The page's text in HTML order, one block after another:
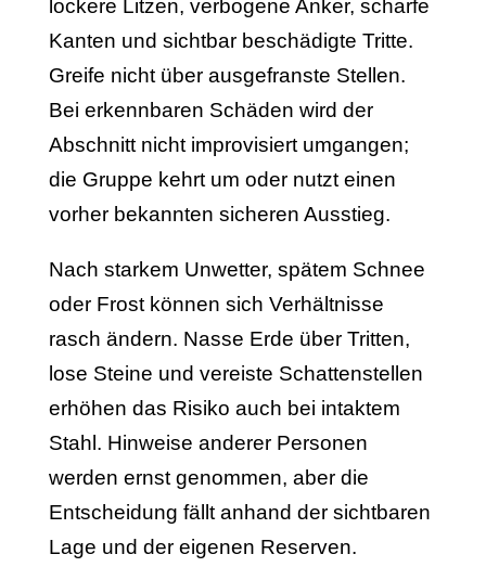
lockere Litzen, verbogene Anker, scharfe
Kanten und sichtbar beschädigte Tritte.
Greife nicht über ausgefranste Stellen.
Bei erkennbaren Schäden wird der
Abschnitt nicht improvisiert umgangen;
die Gruppe kehrt um oder nutzt einen
vorher bekannten sicheren Ausstieg.
Nach starkem Unwetter, spätem Schnee
oder Frost können sich Verhältnisse
rasch ändern. Nasse Erde über Tritten,
lose Steine und vereiste Schattenstellen
erhöhen das Risiko auch bei intaktem
Stahl. Hinweise anderer Personen
werden ernst genommen, aber die
Entscheidung fällt anhand der sichtbaren
Lage und der eigenen Reserven.